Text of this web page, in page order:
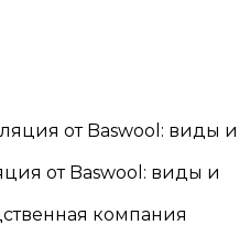
от Baswool: виды и
компания